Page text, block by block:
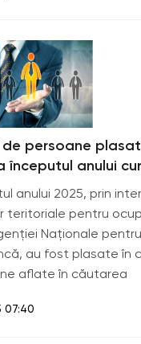
de persoane
începutul anului
anului 2025, prin
teritoriale pentru
Naționale
au fost plasate în
aflate în căutarea
07:40